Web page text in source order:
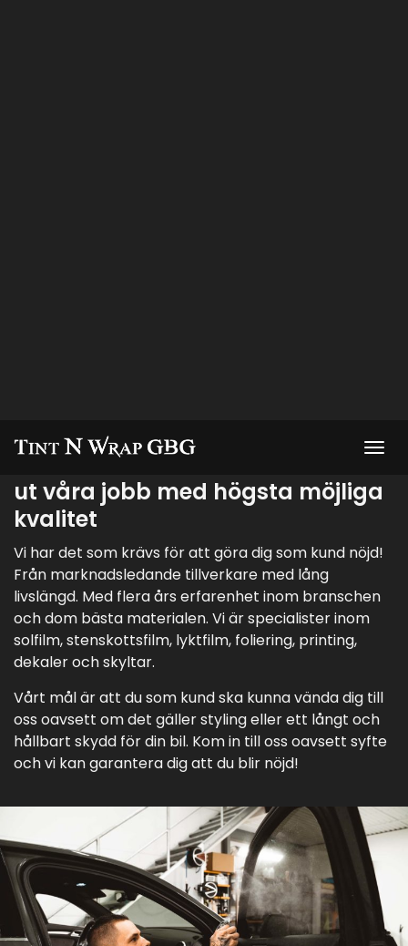
Vår ambition är att alltid lämna
ut våra jobb med högsta möjliga
kvalitet
Vi har det som krävs för att göra dig som kund nöjd!
Från marknadsledande tillverkare med lång
livslängd. Med flera års erfarenhet inom branschen
och dom bästa materialen. Vi är specialister inom
solfilm, stenskottsfilm, lyktfilm, foliering, printing,
dekaler och skyltar.
Vårt mål är att du som kund ska kunna vända dig till
oss oavsett om det gäller styling eller ett långt och
hållbart skydd för din bil. Kom in till oss oavsett syfte
och vi kan garantera dig att du blir nöjd!